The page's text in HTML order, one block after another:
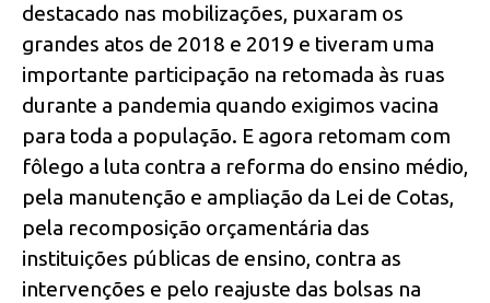
destacado nas mobilizações, puxaram os
grandes atos de 2018 e 2019 e tiveram uma
importante participação na retomada às ruas
durante a pandemia quando exigimos vacina
para toda a população. E agora retomam com
fôlego a luta contra a reforma do ensino médio,
pela manutenção e ampliação da Lei de Cotas,
pela recomposição orçamentária das
instituições públicas de ensino, contra as
intervenções e pelo reajuste das bolsas na